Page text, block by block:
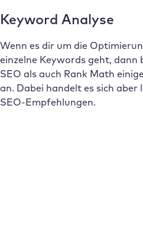
Keyword Analyse
Wenn es dir um die
einzelne Keywords geht, dann
SEO als auch Rank Math
an. Dabei handelt es sich aber
SEO-Empfehlungen.